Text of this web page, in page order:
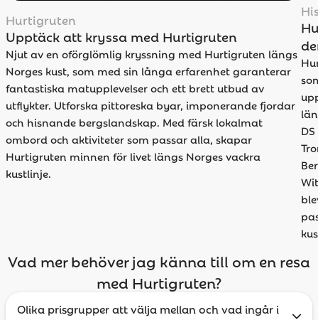
Hurtigruten
Upptäck att kryssa med Hurtigruten
Njut av en oförglömlig kryssning med Hurtigruten längs
Norges kust, som med sin långa erfarenhet garanterar
fantastiska matupplevelser och ett brett utbud av
utflykter. Utforska pittoreska byar, imponerande fjordar
och hisnande bergslandskap. Med färsk lokalmat
ombord och aktiviteter som passar alla, skapar
Hurtigruten minnen för livet längs Norges vackra
kustlinje.
Vad mer behöver jag känna till om en resa
med Hurtigruten?
Olika prisgrupper att välja mellan och vad ingår i